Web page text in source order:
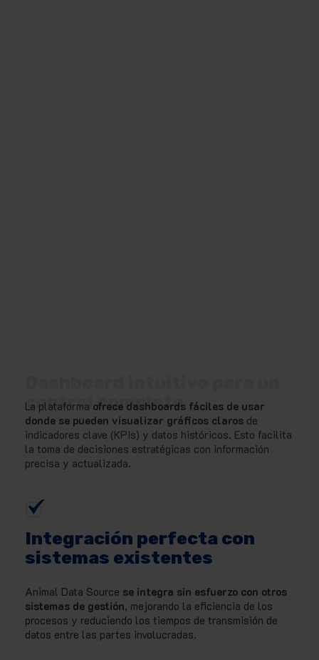
La plataforma ofrece dashboards fáciles de usar
donde se pueden visualizar gráficos claros de
indicadores clave (KPIs) y datos históricos. Esto facilita
la toma de decisiones estratégicas con información
precisa y actualizada.
Integración perfecta con
sistemas existentes
Animal Data Source se integra sin esfuerzo con otros
sistemas de gestión, mejorando la eficiencia de los
procesos y reduciendo los tiempos de transmisión de
datos entre las partes involucradas.